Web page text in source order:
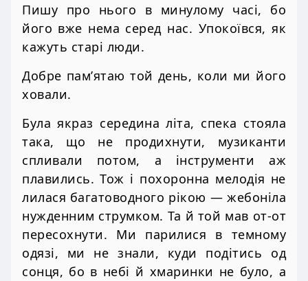
Пишу про нього в минулому часі, бо
його вже нема серед нас. Упокоївся, як
кажуть старі люди.
Добре пам’ятаю той день, коли ми його
ховали.
Була якраз середина літа, спека стояла
така, що не продихнути, музиканти
спливали потом, а інструменти аж
плавились. Тож і похоронна мелодія не
лилася багатоводного рікою — жебоніла
нужденним струмком. Та й той мав от-от
пересохнути. Ми парилися в темному
одязі, ми не знали, куди подітись од
сонця, бо в небі й хмаринки не було, а